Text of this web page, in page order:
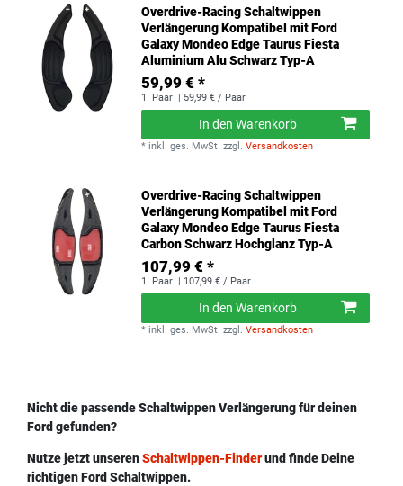
Overdrive-Racing Schaltwippen
Verlängerung Kompatibel mit Ford
Galaxy Mondeo Edge Taurus Fiesta
Aluminium Alu Schwarz Typ-A
59,99 € *
1 Paar | 59,99 € / Paar
In den Warenkorb
* inkl. ges. MwSt. zzgl.Versandkosten
Overdrive-Racing Schaltwippen
Verlängerung Kompatibel mit Ford
Galaxy Mondeo Edge Taurus Fiesta
Carbon Schwarz Hochglanz Typ-A
107,99 € *
1 Paar | 107,99 € / Paar
In den Warenkorb
* inkl. ges. MwSt. zzgl.Versandkosten
Nicht die passende Schaltwippen Verlängerung für deinen
Ford gefunden?
Nutze jetzt unserenSchaltwippen-Finderund finde Deine
richtigen Ford Schaltwippen.